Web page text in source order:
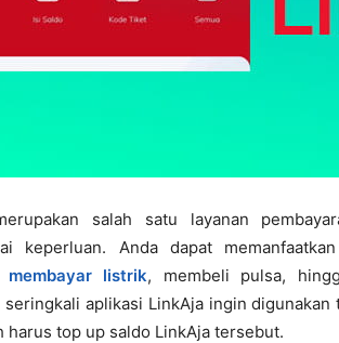
salah satu layanan
keperluan. Anda dapat
membayar listrik, membeli pulsa,
seringkali aplikasi LinkAja ingin
harus top up saldo LinkAja tersebut.